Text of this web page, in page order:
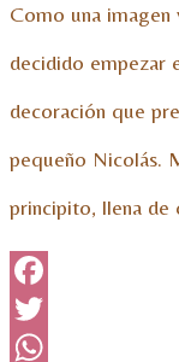
Como una imagen
decidido empezar
decoración que
pequeño Nicolás.
principito, llena de
Facebook
Twitter